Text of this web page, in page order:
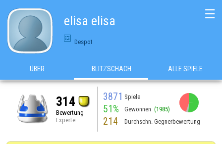
elisa elisa
Despot
☰
ÜBER BLITZSCHACH ALLE SPIELE
314
Bewertung
Experte
3871 Spiele
51% Gewonnen (1985)
214 Durchschn. Gegnerbewertung